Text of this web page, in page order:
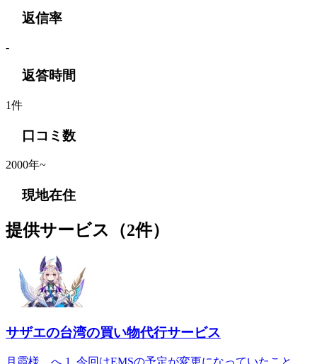
返信率
-
返答時間
1件
口コミ数
2000年~
現地在住
提供サービス （2件）
サザエの台湾の買い物代行サービス